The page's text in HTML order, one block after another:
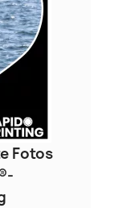
Fotos